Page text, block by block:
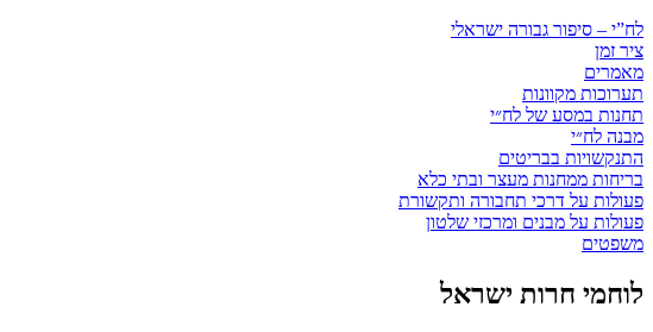
לח”י – סיפור גבורה ישראלי
ציר זמן
מאמרים
תערוכות מקוונות
תחנות במסע של לח״י
מבנה לח״י
התנקשויות בבריטים
בריחות ממחנות מעצר ובתי כלא
פעולות על דרכי תחבורה ותקשורת
פעולות על מבנים ומרכזי שלטון
משפטים
לוחמי חרות ישראל